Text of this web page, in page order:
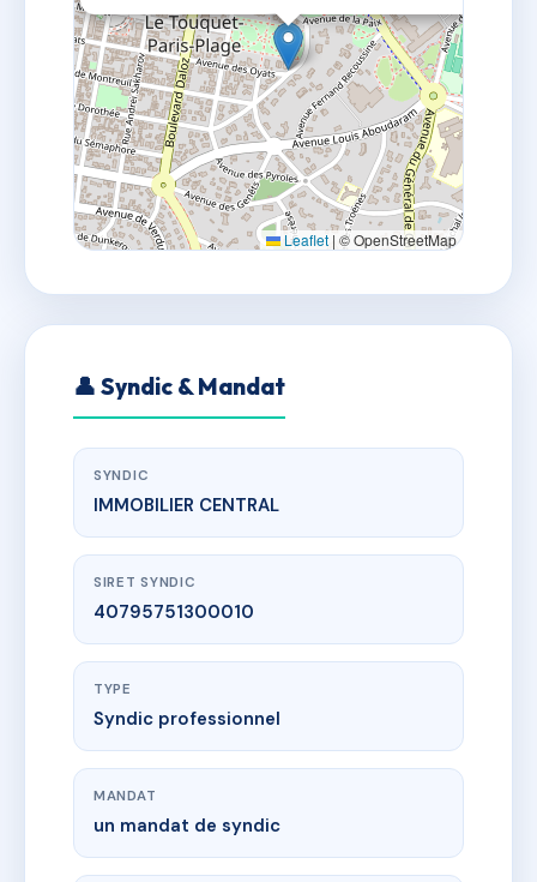
Leaflet | © OpenStreetMap
👤 Syndic & Mandat
SYNDIC
IMMOBILIER CENTRAL
SIRET SYNDIC
40795751300010
TYPE
Syndic professionnel
MANDAT
un mandat de syndic